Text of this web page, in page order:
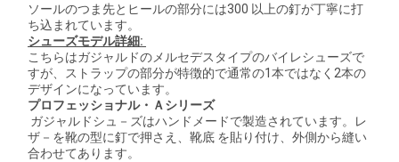
ソールのつま先とヒールの部分には300 以上の釘が丁寧に打
ち込まれています。
シューズモデル詳細:
こちらはガジャルドのメルセデスタイプのバイレシューズで
すが、ストラップの部分が特徴的で通常の1本ではなく2本の
デザインになっています。
プロフェッショナル・Ａシリーズ
ガジャルドシュ－ズはハンドメードで製造されています。レ
ザ－を靴の型に釘で押さえ、靴底 を貼り付け、外側から縫い
合わせてあります。